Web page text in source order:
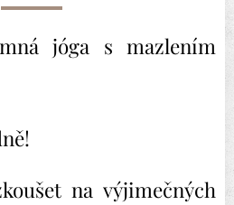
jóga s mazlením
na výjimečných